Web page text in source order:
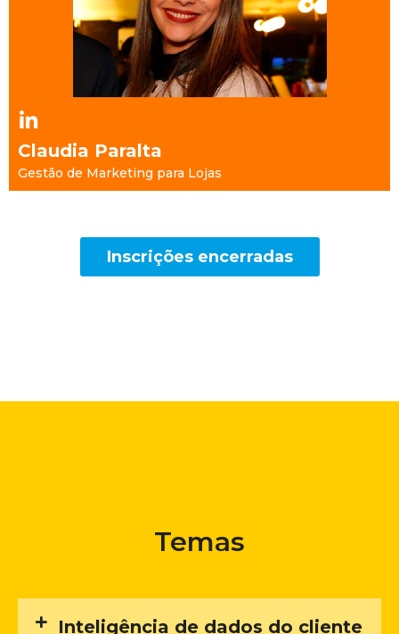
Claudia Paralta
Gestão de Marketing para Lojas
Inscrições encerradas
Temas
Inteligência de dados do cliente